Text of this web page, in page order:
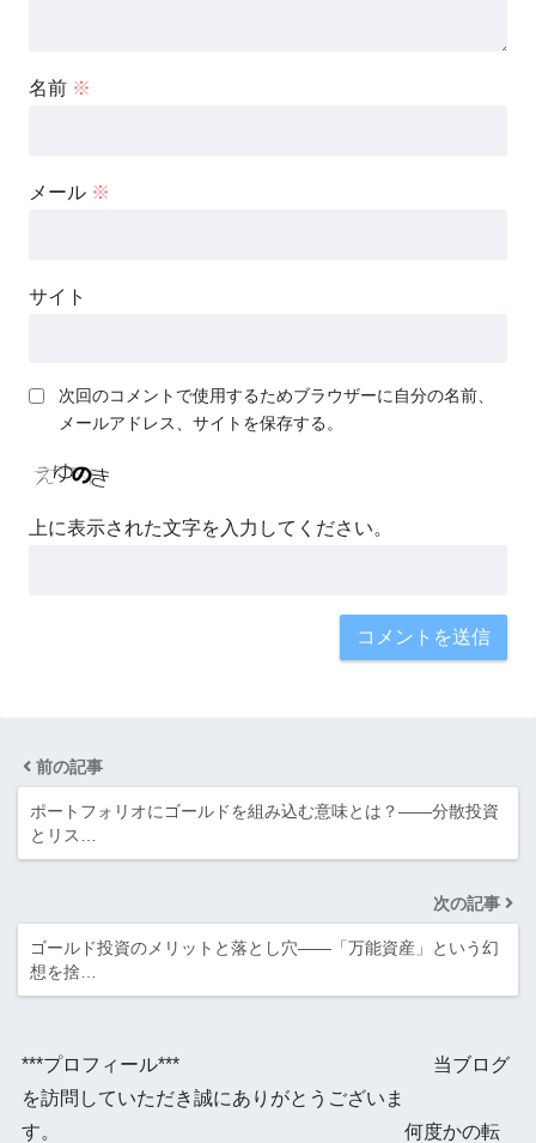
名前 ※
メール ※
サイト
次回のコメントで使用するためブラウザーに自分の名前、
メールアドレス、サイトを保存する。
上に表示された文字を入力してください。
前の記事
ポートフォリオにゴールドを組み込む意味とは？――分散投資
とリス…
次の記事
ゴールド投資のメリットと落とし穴――「万能資産」という幻
想を捨…
***プロフィール*** 当ブログ
を訪問していただき誠にありがとうございま
す。 何度かの転